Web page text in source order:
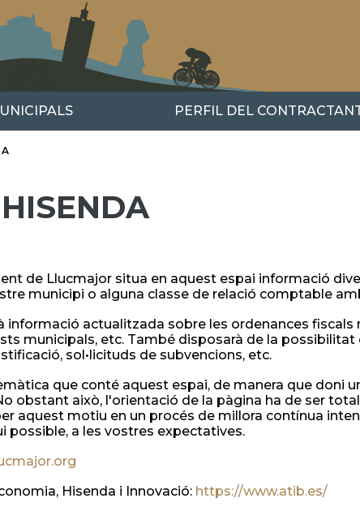
PERFIL DEL
de Llucmajor situa en aquest espai informació
municipi o alguna classe de relació comptable
informació actualitzada sobre les ordenances fiscals
municipals, etc. També disposarà de la
sol•licituds de subvencions, etc.
que conté aquest espai, de manera que doni
obstant això, l'orientació de la pàgina ha de ser
aquest motiu en un procés de millora contínua
possible, a les vostres expectatives.
Hisenda i Innovació: https://www.atib.es/